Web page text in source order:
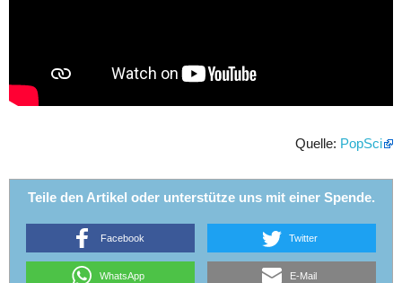
Quelle: PopSci
Teile den Artikel oder unterstütze uns mit einer Spende.
Facebook Twitter
WhatsApp E-Mail